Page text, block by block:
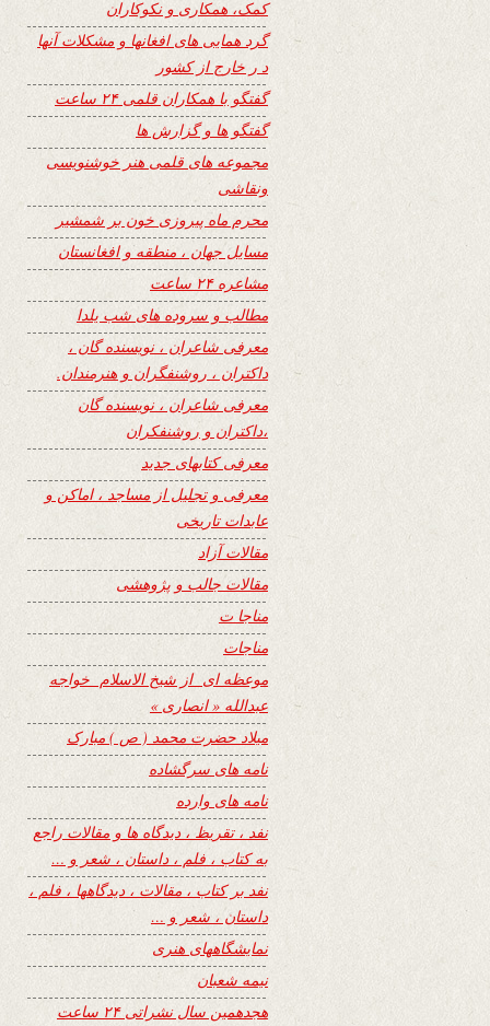
کمک، همکاری و نکوکاران
گرد همایی های افغانها و مشکلات آنها
د ر خارج از کشور
گفتگو با همکاران قلمی ۲۴ ساعت
گفتگو ها و گزارش ها
مجموعه های قلمی هنر خوشنویسی
ونقاشی
محرم ماه پیروزی خون بر شمشیر
مسایل جهان ، منطقه و افغانستان
مشاعره ۲۴ ساعت
مطالب و سروده های شب یلدا
معرفی شاعران ، نویسنده گان ،
داکتران ، روشنفگران و هنرمندان.
معرفی شاعران ، نویسنده گان
،داکتران و روشنفکران
معرفی کتابهای جدید
معرفی و تجلیل از مساجد ، اماکن و
عابدات تاریخی
مقالات آزاد
مقالات جالب و پژوهشی
مناجا ت
مناجات
موعظه ای از شیخ الاسلام خواجه
عبدالله « انصاری »
میلاد حضرت محمد ( ص ) مبارک
نامه های سرگشاده
نامه های وارده
نفد ، تقریظ ، دیدگاه ها و مقالات راجع
به کتاب ، فلم ، داستان ، شعر و …
نفد بر کتاب ، مقالات ، دیدگاهها ، فلم ،
داستان ، شعر و …
نمایشگاههای هنری
نیمه شعبان
هجدهمین سال نشراتی ۲۴ ساعت